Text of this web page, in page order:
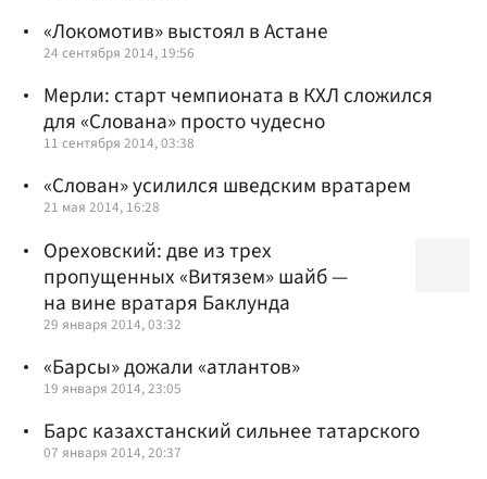
«Локомотив» выстоял в Астане
24 сентября 2014, 19:56
Мерли: старт чемпионата в КХЛ сложился
для «Слована» просто чудесно
11 сентября 2014, 03:38
«Слован» усилился шведским вратарем
21 мая 2014, 16:28
Ореховский: две из трех
пропущенных «Витязем» шайб —
на вине вратаря Баклунда
29 января 2014, 03:32
«Барсы» дожали «атлантов»
19 января 2014, 23:05
Барс казахстанский сильнее татарского
07 января 2014, 20:37